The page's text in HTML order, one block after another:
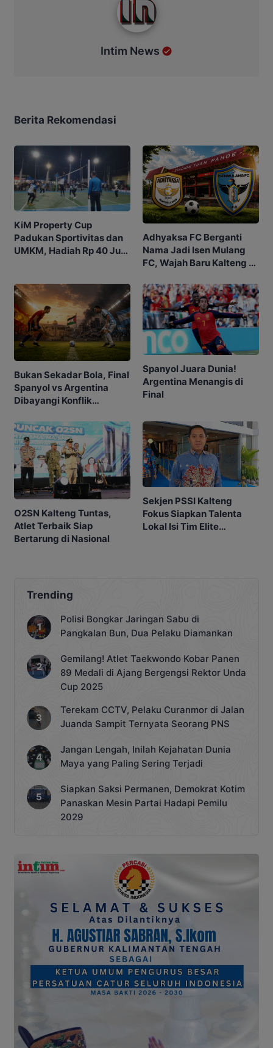
Intim News
Berita Rekomendasi
KiM Property Cup
Padukan Sportivitas dan
UMKM, Hadiah Rp 40 Juta
Adhyaksa FC Berganti
Nama Jadi Isen Mulang
FC, Wajah Baru Kalteng di
Bukan Sekadar Bola, Final
Spanyol vs Argentina
Dibayangi Konflik
Spanyol Juara Dunia!
Argentina Menangis di
Final
O2SN Kalteng Tuntas,
Atlet Terbaik Siap
Bertarung di Nasional
Sekjen PSSI Kalteng
Fokus Siapkan Talenta
Lokal Isi Tim Elite
Trending
Polisi Bongkar Jaringan Sabu di
Pangkalan Bun, Dua Pelaku Diamankan
Gemilang! Atlet Taekwondo Kobar Panen
89 Medali di Ajang Bergengsi Rektor Unda
Cup 2025
Terekam CCTV, Pelaku Curanmor di Jalan
Juanda Sampit Ternyata Seorang PNS
Jangan Lengah, Inilah Kejahatan Dunia
Maya yang Paling Sering Terjadi
Siapkan Saksi Permanen, Demokrat Kotim
Panaskan Mesin Partai Hadapi Pemilu
2029